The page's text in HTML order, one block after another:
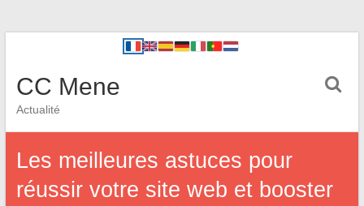
CC Mene
Actualité
Les meilleures astuces pour
réussir votre site web et booster